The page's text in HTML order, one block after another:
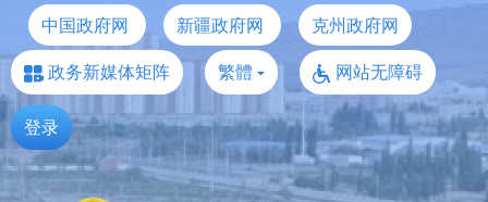
中国政府网 新疆政府网
克州政府网
政务新媒体矩阵
繁體 网站无障碍
登录